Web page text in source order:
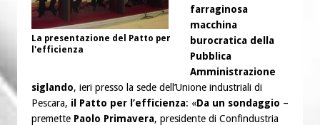
La presentazione del Patto per
l'efficienza
farraginosa
macchina
burocratica della
Pubblica
Amministrazione
siglando, ieri presso la sede dell’Unione industriali di
Pescara, il Patto per l’efficienza: «Da un sondaggio –
premette Paolo Primavera, presidente di Confindustria